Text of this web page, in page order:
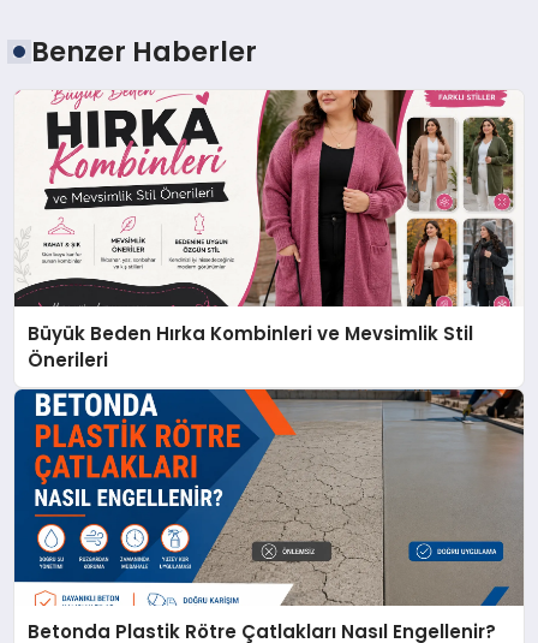
Benzer Haberler
Büyük Beden Hırka Kombinleri ve Mevsimlik Stil
Önerileri
Betonda Plastik Rötre Çatlakları Nasıl Engellenir?